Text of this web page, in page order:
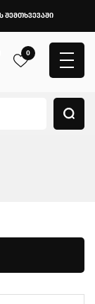
შემთხვევაში
0